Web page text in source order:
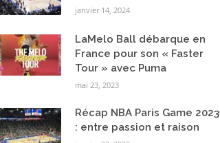
janvier 14, 2024
LaMelo Ball débarque en
France pour son « Faster
Tour » avec Puma
mai 23, 2023
Récap NBA Paris Game 2023
: entre passion et raison